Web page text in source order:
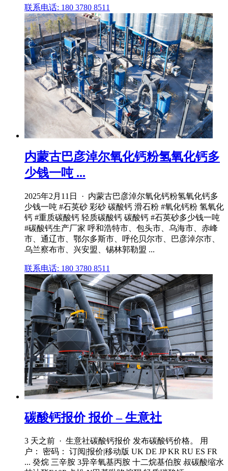
联系电话: 180 3780 8511
内蒙古巴彦淖尔氧化钙粉氢氧化钙多
少钱一吨 ...
2025年2月11日 · 内蒙古巴彦淖尔氧化钙粉氢氧化钙多
少钱一吨 #石英砂 彩砂 碳酸钙 滑石粉 #氧化钙粉 氢氧化
钙 #重质碳酸钙 轻质碳酸钙 碳酸钙 #石英砂多少钱一吨
#碳酸钙生产厂家 呼和浩特市、包头市、乌海市、赤峰
市、通辽市、鄂尔多斯市、呼伦贝尔市、巴彦淖尔市、
乌兰察布市、兴安盟、锡林郭勒盟 ...
联系电话: 180 3780 8511
碳酸钙报价 报价 – 生意社
3 天之前 · 生意社碳酸钙报价 发布碳酸钙价格。 用
户： 密码： 订阅|报价|移动版 UK DE JP KR RU ES FR
... 癸烷 三辛胺 3异辛氧基丙胺 十二烷基伯胺 叔碳酸缩水